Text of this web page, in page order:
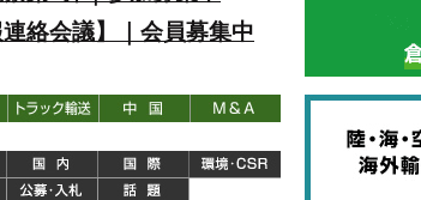
絡会議】｜会員募集中